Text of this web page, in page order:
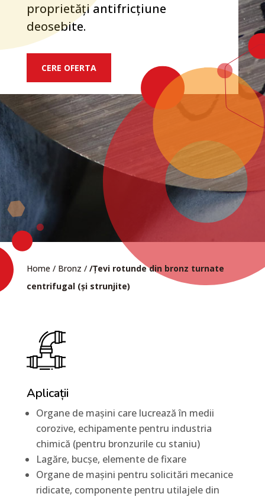
proprietăți antifricțiune
deosebite.
CERE OFERTA
Home / Bronz / /Țevi rotunde din bronz turnate
centrifugal (și strunjite)
Aplicații
Organe de mașini care lucrează în medii
corozive, echipamente pentru industria
chimică (pentru bronzurile cu staniu)
Lagăre, bucșe, elemente de fixare
Organe de mașini pentru solicitări mecanice
ridicate, componente pentru utilajele din